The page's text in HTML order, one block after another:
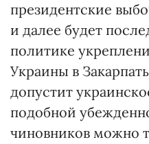
президентские
и далее будет
политике
Украины в
допустит
подобной
чиновников можно